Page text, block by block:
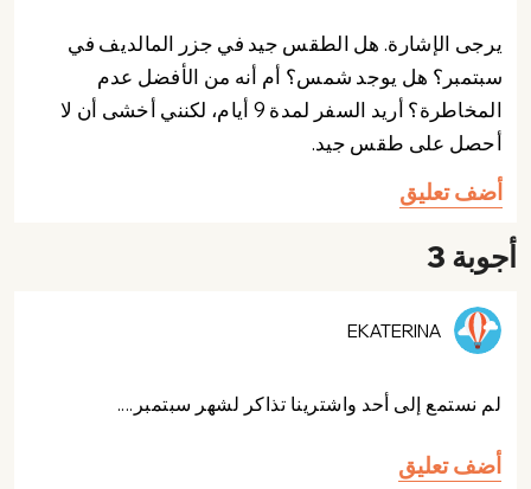
يرجى الإشارة. هل الطقس جيد في جزر المالديف في
سبتمبر؟ هل يوجد شمس؟ أم أنه من الأفضل عدم
المخاطرة؟ أريد السفر لمدة 9 أيام، لكنني أخشى أن لا
أحصل على طقس جيد.
أضف تعليق
أجوبة 3
EKATERINA
لم نستمع إلى أحد واشترينا تذاكر لشهر سبتمبر....
أضف تعليق